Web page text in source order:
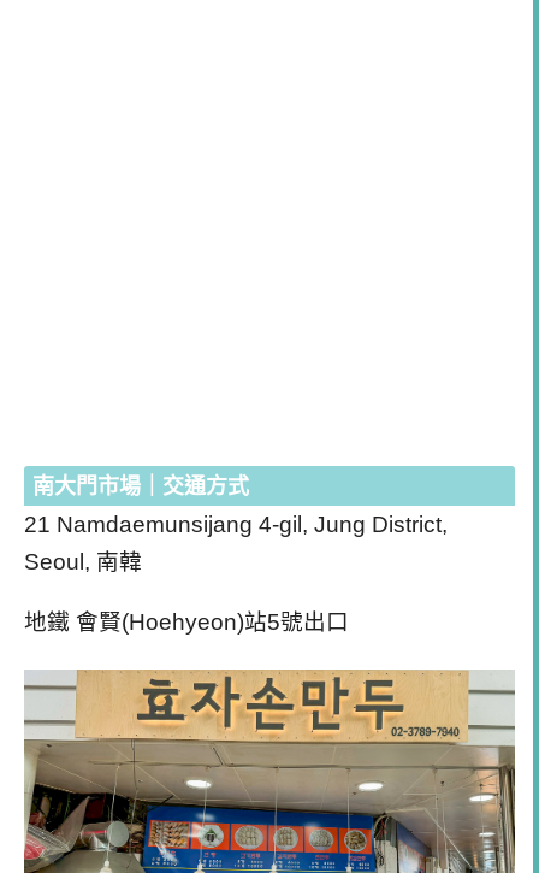
南大門市場｜交通方式
21 Namdaemunsijang 4-gil, Jung District,
Seoul, 南韓
地鐵 會賢(Hoehyeon)站5號出口